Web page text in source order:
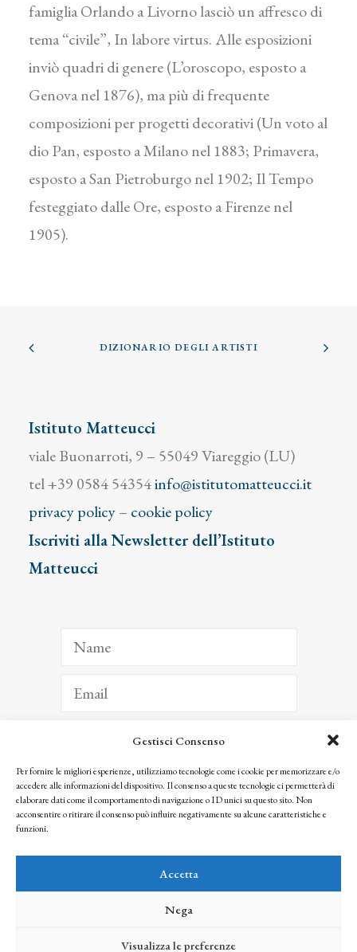
Gestisci Consenso
Per fornire le migliori esperienze, utilizziamo tecnologie come i cookie per memorizzare e/o
accedere alle informazioni del dispositivo. Il consenso a queste tecnologie ci permetterà di
elaborare dati come il comportamento di navigazione o ID unici su questo sito. Non
acconsentire o ritirare il consenso può influire negativamente su alcune caratteristiche e
funzioni.
Accetta
Nega
Visualizza le preferenze
famiglia Orlando a Livorno lasciò un affresco di
tema “civile”, In labore virtus. Alle esposizioni
inviò quadri di genere (L’oroscopo, esposto a
Genova nel 1876), ma più di frequente
composizioni per progetti decorativi (Un voto al
dio Pan, esposto a Milano nel 1883; Primavera,
esposto a San Pietroburgo nel 1902; Il Tempo
festeggiato dalle Ore, esposto a Firenze nel
1905).
DIZIONARIO DEGLI ARTISTI
Istituto Matteucci
viale Buonarroti, 9 – 55049 Viareggio (LU)
tel +39 0584 54354info@istitutomatteucci.it
privacy policy– cookie policy
Iscriviti alla Newsletter dell’Istituto
Matteucci
ISCRIVITI
Facendo clic per iscriverti, riconosci che le tue informazioni saranno trattate
seguendo la nostra Privacy Policy
© 2025 Istituto Matteucci. All right reserved
l’autorizzazione scritta dei proprietari dei diritti e dell’Istituto Matteucci